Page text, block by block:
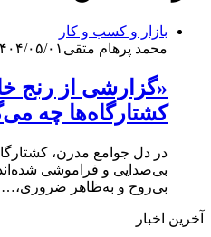
بازار و کسب و کار
محمد پرهام متقی ۱۴۰۴/۰۵/
«گزارشی از رنج
کشتارگاه‌ها چه
در دل جوامع مدرن،
بی‌صدایی و فراموشی
بی‌روح و به‌ظاهر ضروری،…
آخرین اخبار